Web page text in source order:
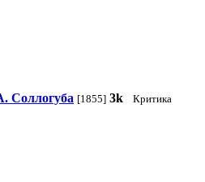
Соллогуба [1855] 3k Критика